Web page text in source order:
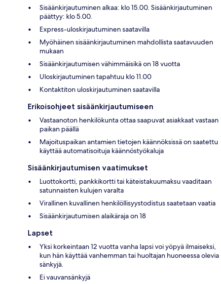
Sisäänkirjautuminen alkaa: klo 15.00. Sisäänkirjautuminen
päättyy: klo 5.00.
Express-uloskirjautuminen saatavilla
Myöhäinen sisäänkirjautuminen mahdollista saatavuuden
mukaan
Sisäänkirjautumisen vähimmäisikä on 18 vuotta
Uloskirjautuminen tapahtuu klo 11.00
Kontaktiton uloskirjautuminen saatavilla
Erikoisohjeet sisäänkirjautumiseen
Vastaanoton henkilökunta ottaa saapuvat asiakkaat vastaan
paikan päällä
Majoituspaikan antamien tietojen käännöksissä on saatettu
käyttää automatisoituja käännöstyökaluja
Sisäänkirjautumisen vaatimukset
Luottokortti, pankkikortti tai käteistakuumaksu vaaditaan
satunnaisten kulujen varalta
Virallinen kuvallinen henkilöllisyystodistus saatetaan vaatia
Sisäänkirjautumisen alaikäraja on 18
Lapset
Yksi korkeintaan 12 vuotta vanha lapsi voi yöpyä ilmaiseksi,
kun hän käyttää vanhemman tai huoltajan huoneessa olevia
sänkyjä.
Ei vauvansänkyjä